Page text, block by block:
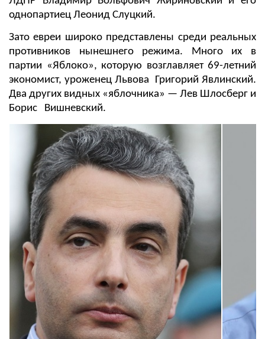
однопартиец Леонид Слуцкий.
Зато евреи широко представлены среди реальных
противников нынешнего режима. Много их в
партии «Яблоко», которую возглавляет 69-летний
экономист, уроженец Львова Григорий Явлинский.
Два других видных «яблочника» — Лев Шлосберг и
Борис Вишневский.